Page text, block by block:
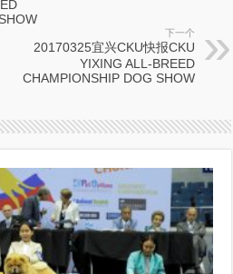
下一个
20170325宜兴CKU快报CKU
YIXING ALL-BREED
CHAMPIONSHIP DOG SHOW